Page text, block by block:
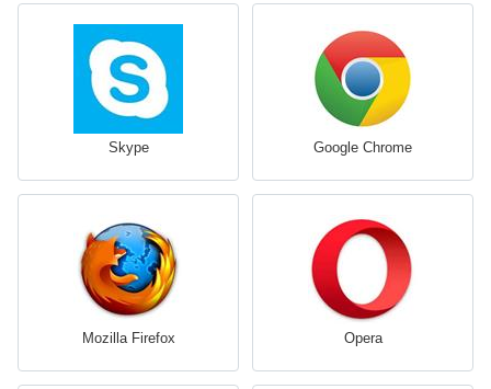
Skype Google Chrome
Mozilla Firefox Opera